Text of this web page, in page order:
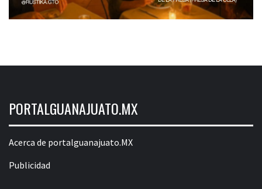
PORTALGUANAJUATO.MX
Acerca de portalguanajuato.MX
Publicidad